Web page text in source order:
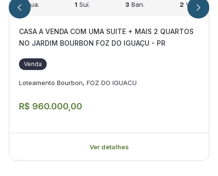
3 Qua. 1 Suí. 3 Ban. 2 Vag.
CASA A VENDA COM UMA SUITE + MAIS 2 QUARTOS
NO JARDIM BOURBON FOZ DO IGUAÇU - PR
Venda
Loteamento Bourbon, FOZ DO IGUACU
R$ 960.000,00
Ver detalhes